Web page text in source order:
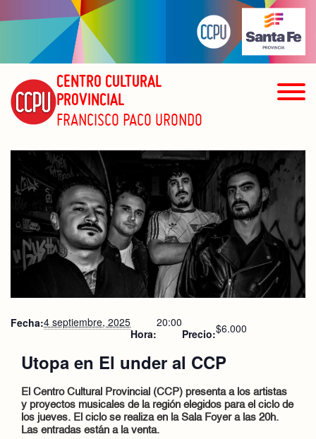
CENTRO CULTURAL
PROVINCIAL
FRANCISCO PACO URONDO
Fecha:4 septiembre, 2025
Hora:
20:00
Precio:$6.000
Utopa en El under al CCP
El Centro Cultural Provincial (CCP) presenta a los artistas
y proyectos musicales de la región elegidos para el ciclo de
los jueves. El ciclo se realiza en la Sala Foyer a las 20h.
Las entradas están a la venta.